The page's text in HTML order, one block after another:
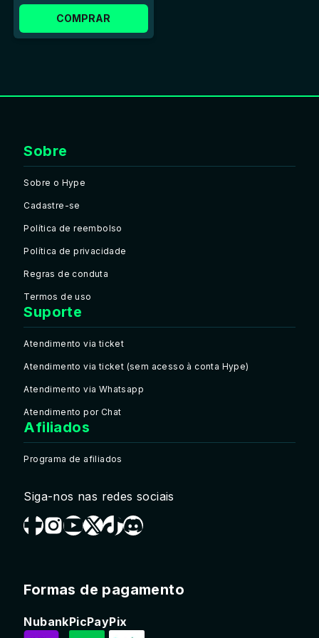
Amplas capacidades de fazer mods, incluindo edição
de código em tempo real
COMPRAR
Sobre
Sobre o Hype
Cadastre-se
Política de reembolso
Política de privacidade
Regras de conduta
Termos de uso
Suporte
Atendimento via ticket
Atendimento via ticket (sem acesso à conta Hype)
Atendimento via Whatsapp
Atendimento por Chat
Afiliados
Programa de afiliados
Siga-nos nas redes sociais
Formas de pagamento
NubankPicPayPix